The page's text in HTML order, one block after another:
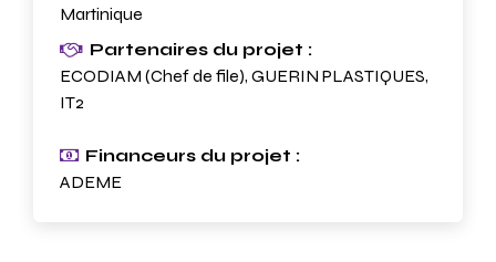
Martinique
Partenaires du projet :
ECODIAM (Chef de file), GUERIN PLASTIQUES,
IT2
Financeurs du projet :
ADEME